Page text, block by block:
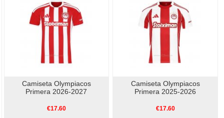
Camiseta Olympiacos
Primera 2026-2027
€17.60
Camiseta Olympiacos
Primera 2025-2026
€17.60